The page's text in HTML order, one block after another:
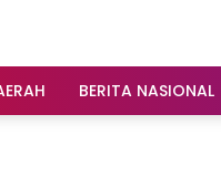
BERITA NASIONAL